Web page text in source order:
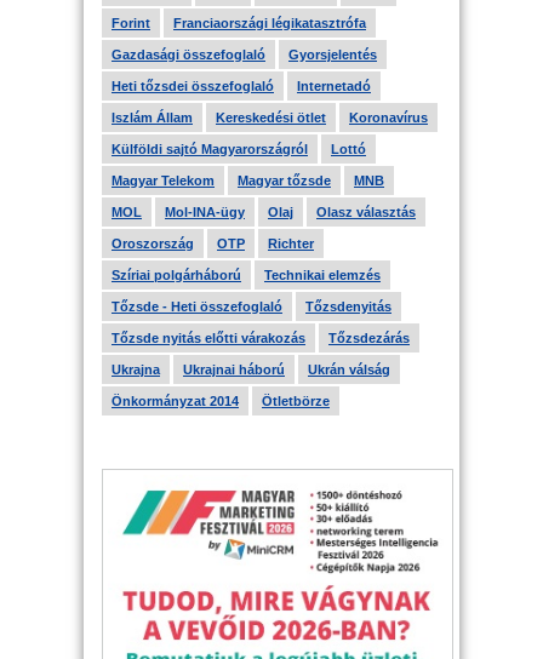
Forint Franciaországi légikatasztrófa
Gazdasági összefoglaló Gyorsjelentés
Heti tőzsdei összefoglaló Internetadó
Iszlám Állam Kereskedési ötlet Koronavírus
Külföldi sajtó Magyarországról Lottó
Magyar Telekom Magyar tőzsde MNB
MOL Mol-INA-ügy Olaj Olasz választás
Oroszország OTP Richter
Szíriai polgárháború Technikai elemzés
Tőzsde - Heti összefoglaló Tőzsdenyitás
Tőzsde nyitás előtti várakozás Tőzsdezárás
Ukrajna Ukrajnai háború Ukrán válság
Önkormányzat 2014 Ötletbörze